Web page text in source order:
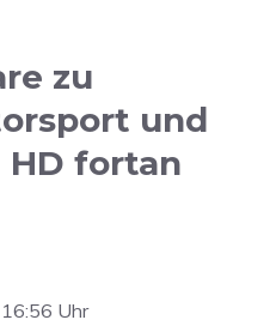
zu
und
HD fortan
Uhr